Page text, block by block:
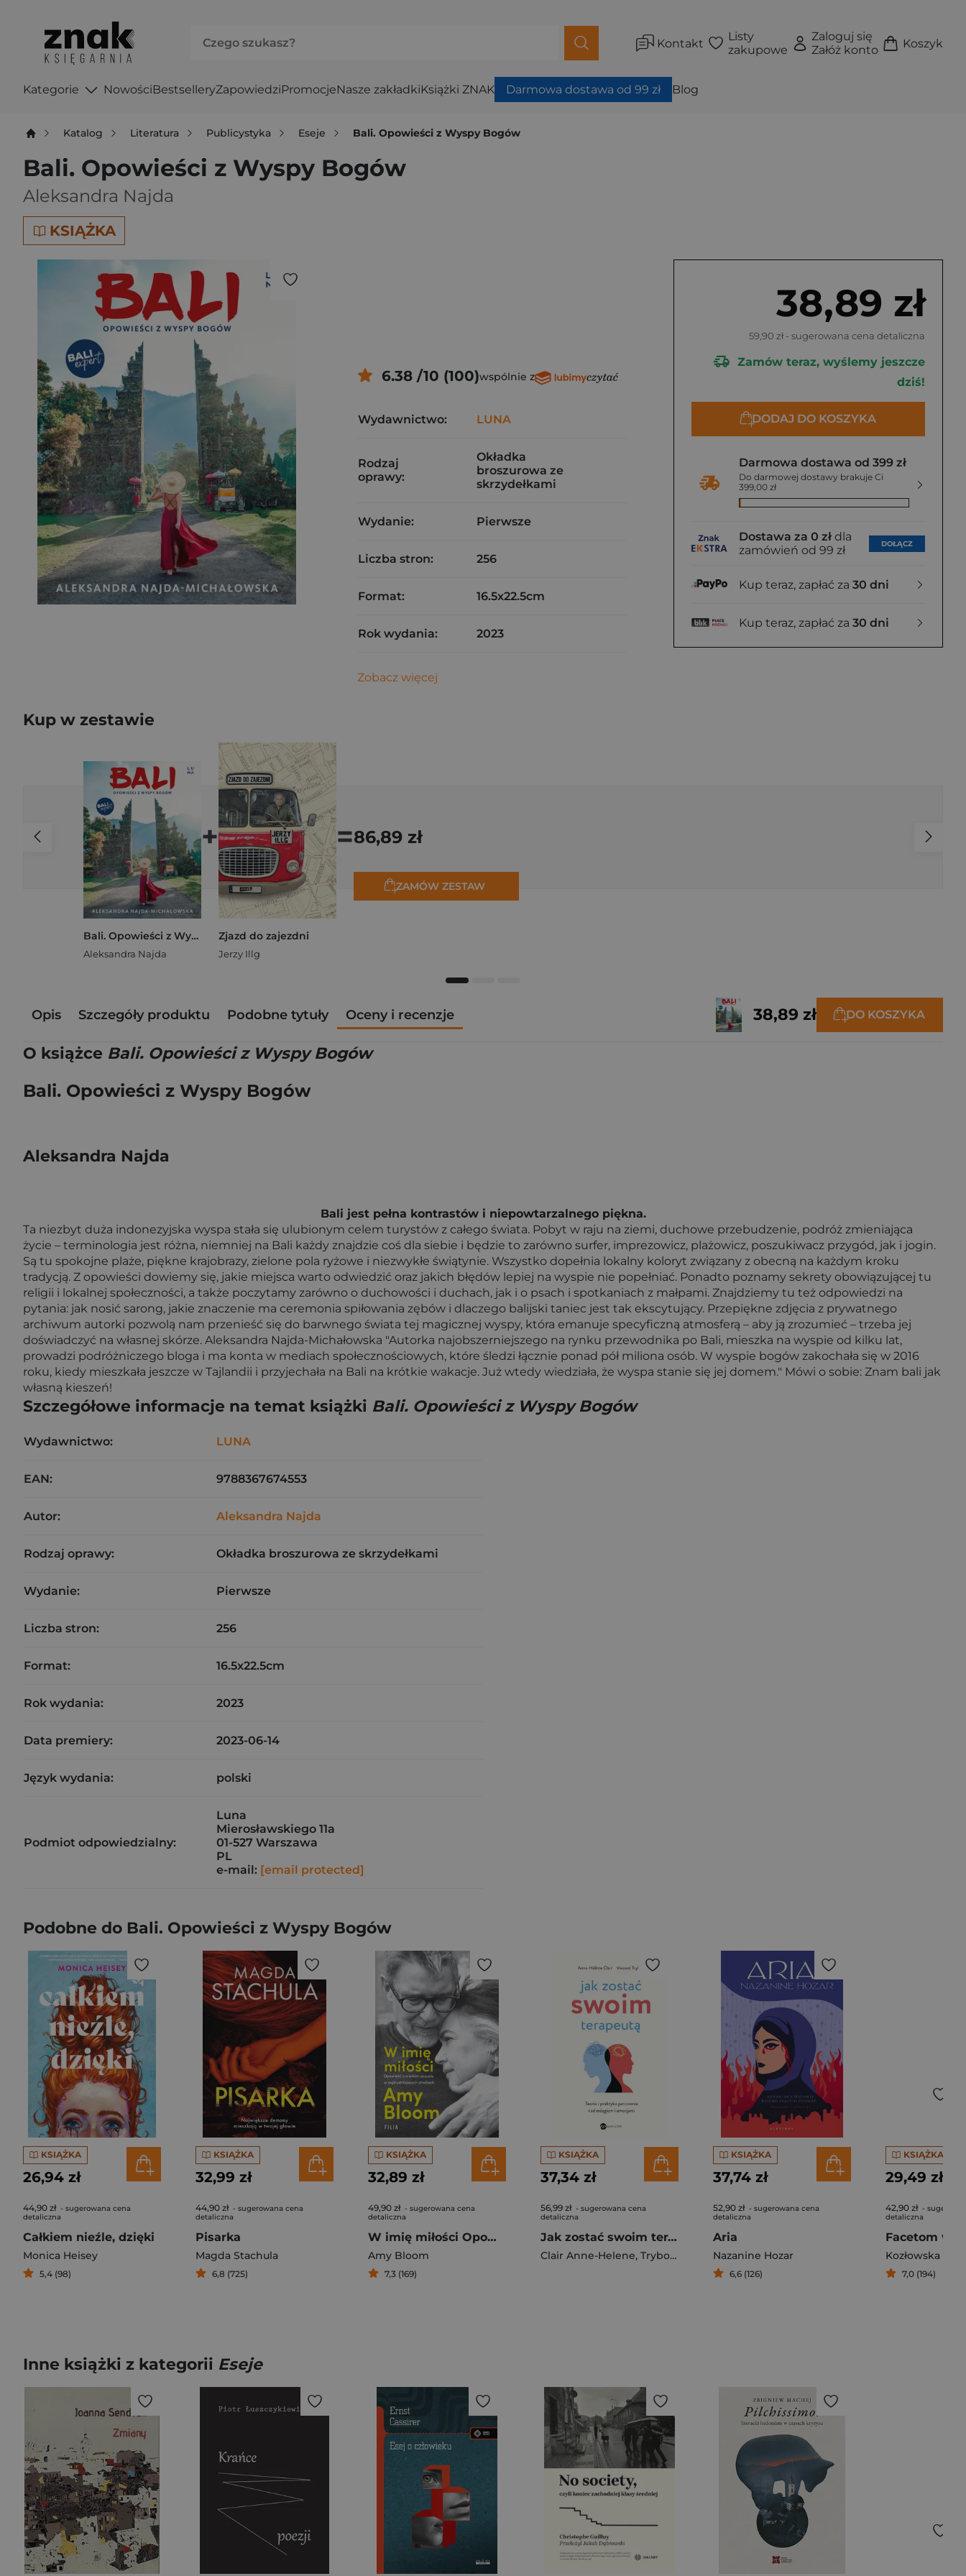
Kontakt
Listy
zakupowe
Zaloguj się
Załóż konto
Koszyk
Kategorie NowościBestselleryZapowiedziPromocjeNasze zakładkiKsiążki ZNAK Darmowa dostawa od 99 zł Blog
Katalog Literatura Publicystyka Eseje Bali. Opowieści z Wyspy Bogów
Bali. Opowieści z Wyspy Bogów
Aleksandra Najda
KSIĄŻKA
38,89 zł
59,90 zł - sugerowana cena detaliczna
Zamów teraz, wyślemy jeszcze
dziś!
DODAJ DO KOSZYKA
Darmowa dostawa od 399 zł
Do darmowej dostawy brakuje Ci
399,00 zł
Dostawa za 0 zł dla
zamówień od 99 zł
DOŁĄCZ
Kup teraz, zapłać za 30 dni
Kup teraz, zapłać za 30 dni
6.38 /10 (100)wspólnie z
Wydawnictwo: LUNA
Rodzaj
oprawy:
Okładka
broszurowa ze
skrzydełkami
Wydanie: Pierwsze
Liczba stron: 256
Format: 16.5x22.5cm
Rok wydania: 2023
Zobacz więcej
Kup w zestawie
Bali. Opowieści z Wyspy Bogów
Aleksandra Najda
+
Zjazd do zajezdni
Jerzy Illg
=86,89 zł
ZAMÓW ZESTAW
Opis Szczegóły produktu Podobne tytuły Oceny i recenzje 38,89 zł DO KOSZYKA
O książce Bali. Opowieści z Wyspy Bogów
Bali. Opowieści z Wyspy Bogów
Aleksandra Najda
Bali jest pełna kontrastów i niepowtarzalnego piękna.
Ta niezbyt duża indonezyjska wyspa stała się ulubionym celem turystów z całego świata. Pobyt w raju na ziemi, duchowe przebudzenie, podróż zmieniająca
życie – terminologia jest różna, niemniej na Bali każdy znajdzie coś dla siebie i będzie to zarówno surfer, imprezowicz, plażowicz, poszukiwacz przygód, jak i jogin.
Są tu spokojne plaże, piękne krajobrazy, zielone pola ryżowe i niezwykłe świątynie. Wszystko dopełnia lokalny koloryt związany z obecną na każdym kroku
tradycją. Z opowieści dowiemy się, jakie miejsca warto odwiedzić oraz jakich błędów lepiej na wyspie nie popełniać. Ponadto poznamy sekrety obowiązującej tu
religii i lokalnej społeczności, a także poczytamy zarówno o duchowości i duchach, jak i o psach i spotkaniach z małpami. Znajdziemy tu też odpowiedzi na
pytania: jak nosić sarong, jakie znaczenie ma ceremonia spiłowania zębów i dlaczego balijski taniec jest tak ekscytujący. Przepiękne zdjęcia z prywatnego
archiwum autorki pozwolą nam przenieść się do barwnego świata tej magicznej wyspy, która emanuje specyficzną atmosferą – aby ją zrozumieć – trzeba jej
doświadczyć na własnej skórze. Aleksandra Najda-Michałowska "Autorka najobszerniejszego na rynku przewodnika po Bali, mieszka na wyspie od kilku lat,
prowadzi podróżniczego bloga i ma konta w mediach społecznościowych, które śledzi łącznie ponad pół miliona osób. W wyspie bogów zakochała się w 2016
roku, kiedy mieszkała jeszcze w Tajlandii i przyjechała na Bali na krótkie wakacje. Już wtedy wiedziała, że wyspa stanie się jej domem." Mówi o sobie: Znam bali jak
własną kieszeń!
Szczegółowe informacje na temat książki Bali. Opowieści z Wyspy Bogów
Wydawnictwo: LUNA
EAN: 9788367674553
Autor: Aleksandra Najda
Rodzaj oprawy: Okładka broszurowa ze skrzydełkami
Wydanie: Pierwsze
Liczba stron: 256
Format: 16.5x22.5cm
Rok wydania: 2023
Data premiery: 2023-06-14
Język wydania: polski
Podmiot odpowiedzialny:
Luna
Mierosławskiego 11a
01-527 Warszawa
PL
e-mail: [email protected]
Podobne do Bali. Opowieści z Wyspy Bogów
KSIĄŻKA
26,94 zł
44,90 zł - sugerowana cena
detaliczna
Całkiem nieźle, dzięki
Monica Heisey
5,4 (98)
KSIĄŻKA
32,99 zł
44,90 zł - sugerowana cena
detaliczna
Pisarka
Magda Stachula
6,8 (725)
KSIĄŻKA
32,89 zł
49,90 zł - sugerowana cena
detaliczna
W imię miłości Opowieść o wielkim uczuciu w najtrudniejszych chwilach
Amy Bloom
7,3 (169)
KSIĄŻKA
37,34 zł
56,99 zł - sugerowana cena
detaliczna
Jak zostać swoim terapeutą Teoria i praktyka panowania nad mózgiem i emocjami
Clair Anne-Helene, Trybou Vincent
KSIĄŻKA
37,74 zł
52,90 zł - sugerowana cena
detaliczna
Aria
Nazanine Hozar
6,6 (126)
KSIĄŻKA
29,49 zł
42,90 zł -
detaliczna
Kozłowska
7,0 (194)
Inne książki z kategorii Eseje